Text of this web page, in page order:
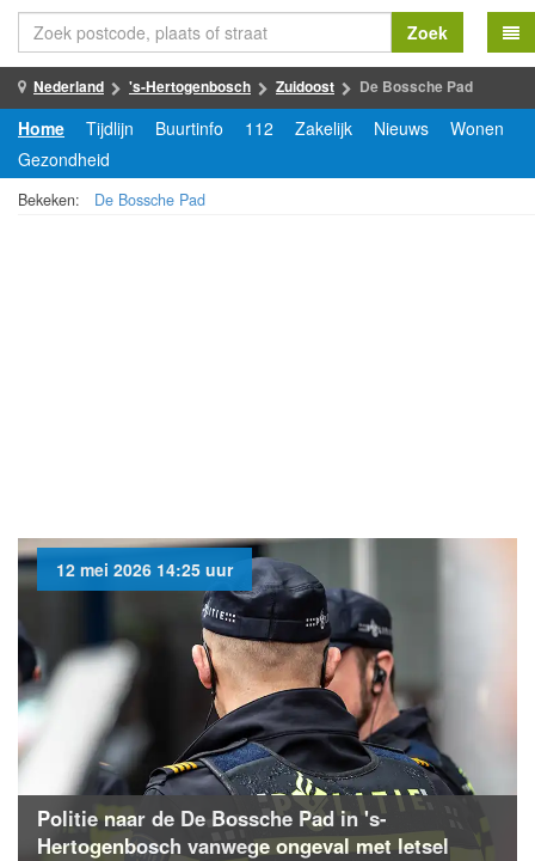
Zoek
Nederland 's-Hertogenbosch Zuidoost De Bossche Pad
Home Tijdlijn Buurtinfo 112 Zakelijk Nieuws
Wonen
Gezondheid
Bekeken: De Bossche Pad
12 mei 2026 14:25 uur
Politie naar de De Bossche Pad in 's-
Hertogenbosch vanwege ongeval met letsel